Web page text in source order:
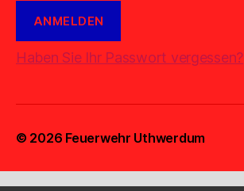
Haben Sie Ihr Passwort vergessen?
© 2026 Feuerwehr Uthwerdum